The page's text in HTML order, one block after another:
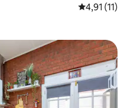
4,91 de uma
4,91 (11)